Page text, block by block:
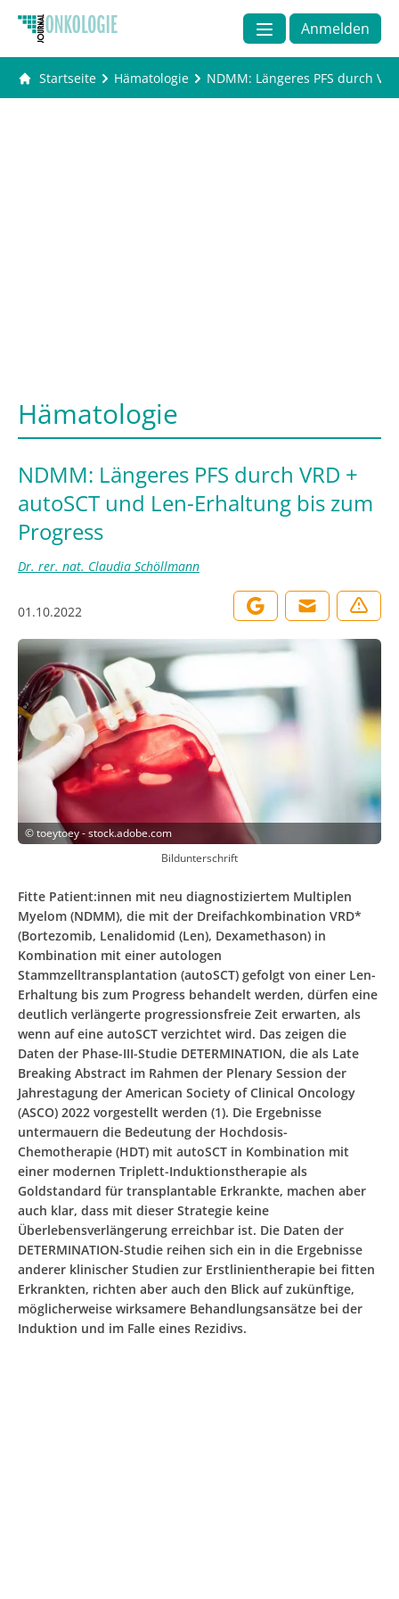
Anmelden
Startseite Hämatologie NDMM: Längeres PFS durch
Hämatologie
NDMM: Längeres PFS durch VRD +
autoSCT und Len-Erhaltung bis zum
Progress
Dr. rer. nat. Claudia Schöllmann
01.10.2022
©toeytoey - stock.adobe.com
Bildunterschrift
Fitte Patient:innen mit neu diagnostiziertem Multiplen
Myelom (NDMM), die mit der Dreifachkombination VRD*
(Bortezomib, Lenalidomid (Len), Dexamethason) in
Kombination mit einer autologen
Stammzelltransplantation (autoSCT) gefolgt von einer Len-
Erhaltung bis zum Progress behandelt werden, dürfen eine
deutlich verlängerte progressionsfreie Zeit erwarten, als
wenn auf eine autoSCT verzichtet wird. Das zeigen die
Daten der Phase-III-Studie DETERMINATION, die als Late
Breaking Abstract im Rahmen der Plenary Session der
Jahrestagung der American Society of Clinical Oncology
(ASCO) 2022 vorgestellt werden (1). Die Ergebnisse
untermauern die Bedeutung der Hochdosis-
Chemotherapie (HDT) mit autoSCT in Kombination mit
einer modernen Triplett-Induktionstherapie als
Goldstandard für transplantable Erkrankte, machen aber
auch klar, dass mit dieser Strategie keine
Überlebensverlängerung erreichbar ist. Die Daten der
DETERMINATION-Studie reihen sich ein in die Ergebnisse
anderer klinischer Studien zur Erstlinientherapie bei fitten
Erkrankten, richten aber auch den Blick auf zukünftige,
möglicherweise wirksamere Behandlungsansätze bei der
Induktion und im Falle eines Rezidivs.